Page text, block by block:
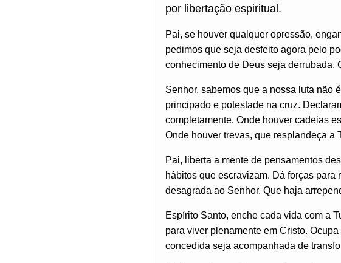
por libertação espiritual.
Pai, se houver qualquer opressão,
pedimos que seja desfeito agora pelo
conhecimento de Deus seja derrubada.
Senhor, sabemos que a nossa luta não
principado e potestade na cruz.
completamente. Onde houver cadeias
Onde houver trevas, que resplandeça a
Pai, liberta a mente de pensamentos
hábitos que escravizam. Dá forças
desagrada ao Senhor. Que haja
Espírito Santo, enche cada vida com a
para viver plenamente em Cristo.
concedida seja acompanhada de